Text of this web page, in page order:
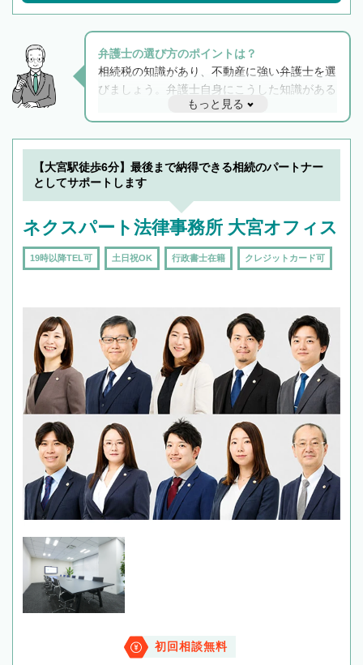
弁護士の選び方のポイントは？
相続税の知識があり、不動産に強い弁護士を選
びましょう。弁護士自身にこうした知識がある
と他士業との連携もスムーズに進み、トラブル
解決のみならず相続をトータルで任せることが
できます。また、相続は感情がからむ分野なの
でフィーリングも重要です。実際に電話や面談
で複数の弁護士と会話をしてウマが合う方に依
もっと見る
【大宮駅徒歩6分】最後まで納得できる相続のパートナー
としてサポートします
ネクスパート法律事務所 大宮オフィス
19時以降TEL可 土日祝OK 行政書士在籍 クレジットカード可
初回相談無料